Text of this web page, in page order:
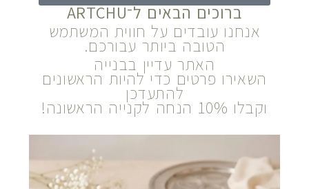
ברוכים הבאים ל־ARTCHU
אנחנו עובדים על חווית המשתמש
הטובה ביותר עבורכם.
האתר עדיין בבנייה
השאירו פרטים כדי להיות הראשונים
להתעדכן
וקבלו 10% הנחה לקנייה הראשונה!